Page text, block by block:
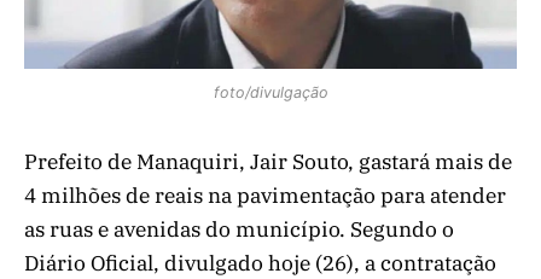
foto/divulgação
Prefeito de Manaquiri, Jair Souto, gastará mais de
4 milhões de reais na pavimentação para atender
as ruas e avenidas do município. Segundo o
Diário Oficial, divulgado hoje (26), a contratação